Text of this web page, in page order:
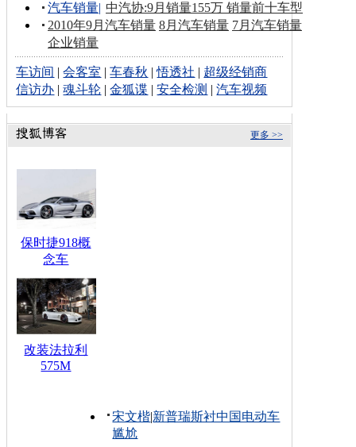
汽车销量| 中汽协:9月销量155万 销量前十车型
2010年9月汽车销量 8月汽车销量 7月汽车销量
企业销量
车访间 |会客室 |车春秋 |悟透社 | 超级经销商
信访办 |魂斗轮 |金狐谍 |安全检测 |汽车视频
更多 >>
保时捷918概
念车
改装法拉利
575M
宋文楷|新普瑞斯衬中国电动车
尴尬